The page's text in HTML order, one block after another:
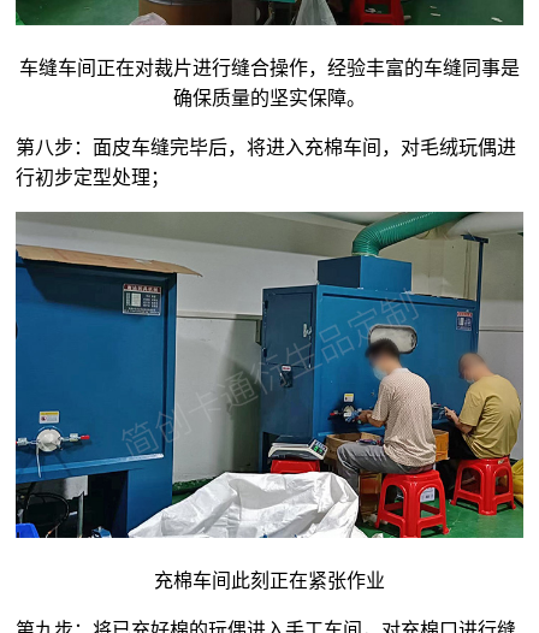
车缝车间正在对裁片进行缝合操作，经验丰富的车缝同事是
确保质量的坚实保障。
第八步：面皮车缝完毕后，将进入充棉车间，对毛绒玩偶进
行初步定型处理；
充棉车间此刻正在紧张作业